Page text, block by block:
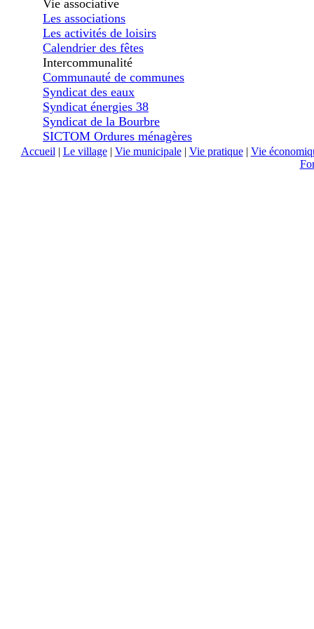
Vie associative
Les associations
Les activités de loisirs
Calendrier des fêtes
Intercommunalité
Communauté de communes
Syndicat des eaux
Syndicat énergies 38
Syndicat de la Bourbre
SICTOM Ordures ménagères
Accueil | Le village| Vie municipale| Vie pratique| Vie